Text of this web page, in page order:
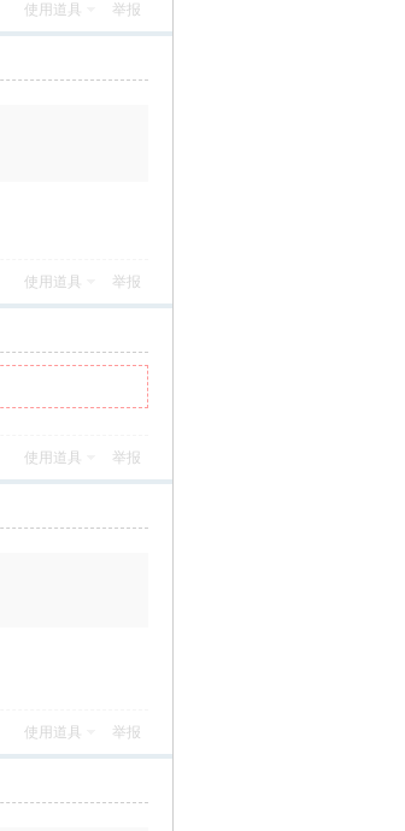
使用道具 举报
使用道具 举报
使用道具 举报
使用道具 举报